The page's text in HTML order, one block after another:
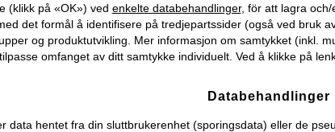
(klikk på «OK») ved enkelte databehandlinger, för att lagra och/
det formål å identifisere på tredjepartssider (også ved bruk
og produktutvikling. Mer informasjon om samtykket (inkl.
omfanget av ditt samtykke individuelt. Ved å klikke på
Databehandlinger
data hentet fra din sluttbrukerenhet (sporingsdata) eller de